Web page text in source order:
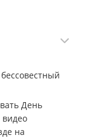
День
видео
на